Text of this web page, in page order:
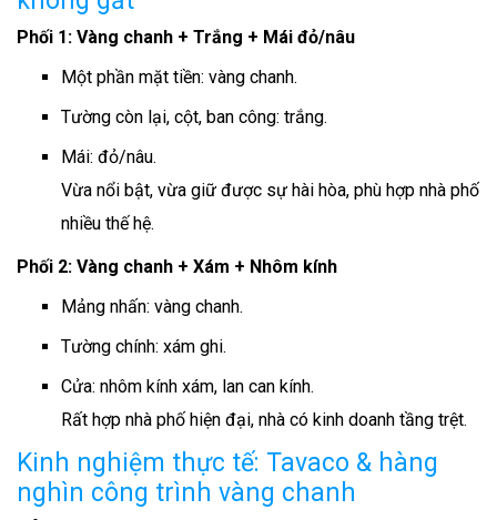
Phối 1: Vàng chanh + Trắng + Mái đỏ/nâu
Một phần mặt tiền: vàng chanh.
Tường còn lại, cột, ban công: trắng.
Mái: đỏ/nâu.
Vừa nổi bật, vừa giữ được sự hài hòa, phù hợp nhà phố
nhiều thế hệ.
Phối 2: Vàng chanh + Xám + Nhôm kính
Mảng nhấn: vàng chanh.
Tường chính: xám ghi.
Cửa: nhôm kính xám, lan can kính.
Rất hợp nhà phố hiện đại, nhà có kinh doanh tầng trệt.
Kinh nghiệm thực tế: Tavaco & hàng
nghìn công trình vàng chanh